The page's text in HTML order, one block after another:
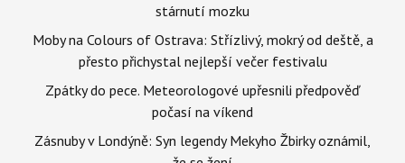
stárnutí mozku
Moby na Colours of Ostrava: Střízlivý, mokrý od deště, a
přesto přichystal nejlepší večer festivalu
Zpátky do pece. Meteorologové upřesnili předpověď
počasí na víkend
Zásnuby v Londýně: Syn legendy Mekyho Žbirky oznámil,